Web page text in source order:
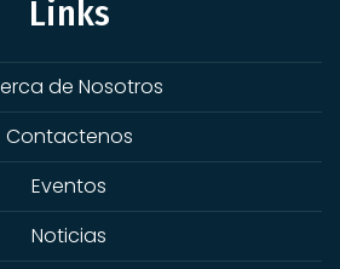
Links
de Nosotros
Contactenos
Eventos
Noticias